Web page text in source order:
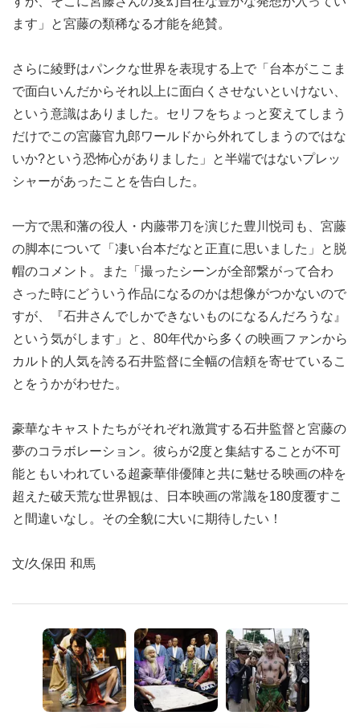
ます」と宮藤の類稀なる才能を絶賛。
さらに綾野はパンクな世界を表現する上で「台本がここま
で面白いんだからそれ以上に面白くさせないといけない、
という意識はありました。セリフをちょっと変えてしまう
だけでこの宮藤官九郎ワールドから外れてしまうのではな
いか?という恐怖心がありました」と半端ではないプレッ
シャーがあったことを告白した。
一方で黒和藩の役人・内藤帯刀を演じた豊川悦司も、宮藤
の脚本について「凄い台本だなと正直に思いました」と脱
帽のコメント。また「撮ったシーンが全部繋がって合わ
さった時にどういう作品になるのかは想像がつかないので
すが、『石井さんでしかできないものになるんだろうな』
という気がします」と、80年代から多くの映画ファンから
カルト的人気を誇る石井監督に全幅の信頼を寄せているこ
とをうかがわせた。
豪華なキャストたちがそれぞれ激賞する石井監督と宮藤の
夢のコラボレーション。彼らが2度と集結することが不可
能ともいわれている超豪華俳優陣と共に魅せる映画の枠を
超えた破天荒な世界観は、日本映画の常識を180度覆すこ
と間違いなし。その全貌に大いに期待したい！
文/久保田 和馬